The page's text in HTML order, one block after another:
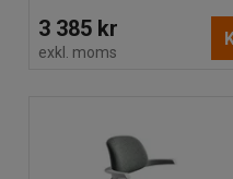
3 385 kr
exkl. moms